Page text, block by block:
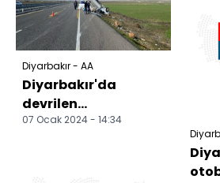
Diyarbakır - AA
Diyarbakır'da
devrilen
kamyonetteki 3 kişi
07 Ocak 2024 - 14:34